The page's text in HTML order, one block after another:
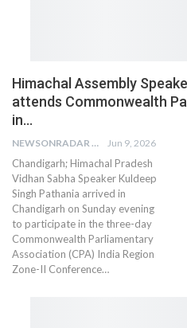
Himachal Assembly
attends Commonwealth
in…
NEWSONRADAR BUREAU Jun 9, 2026
Chandigarh; Himachal Pradesh
Vidhan Sabha Speaker Kuldeep
Singh Pathania arrived in
Chandigarh on Sunday evening
to participate in the three-day
Commonwealth Parliamentary
Association (CPA) India Region
Zone-II Conference…